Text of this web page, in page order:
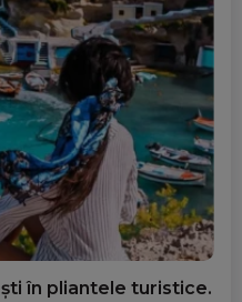
în pliantele turistice.